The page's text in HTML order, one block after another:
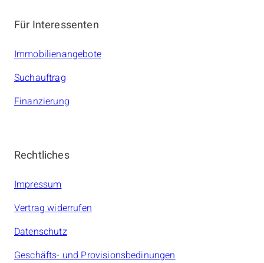
Für Interessenten
Immobilienangebote
Suchauftrag
Finanzierung
Rechtliches
Impressum
Vertrag widerrufen
Datenschutz
Geschäfts- und Provisionsbedinungen